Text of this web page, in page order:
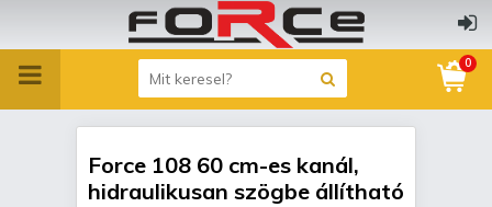
0
Force 108 60 cm-es kanál,
hidraulikusan szögbe állítható